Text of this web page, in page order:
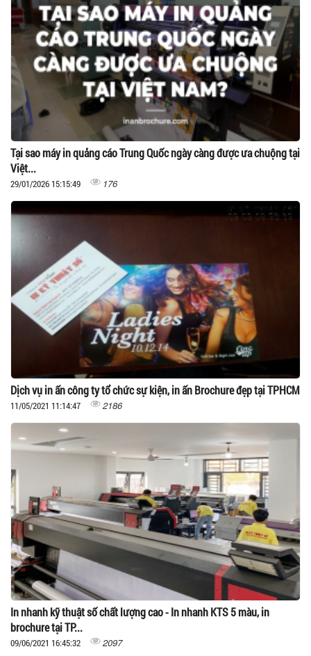
Tại sao máy in quảng cáo Trung Quốc ngày càng được ưa chuộng tại
Việt...
29/01/2026 15:15:49 176
Dịch vụ in ấn công ty tổ chức sự kiện, in ấn Brochure đẹp tại TPHCM
11/05/2021 11:14:47 2186
In nhanh kỹ thuật số chất lượng cao - In nhanh KTS 5 màu, in
brochure tại TP...
09/06/2021 16:45:32 2097